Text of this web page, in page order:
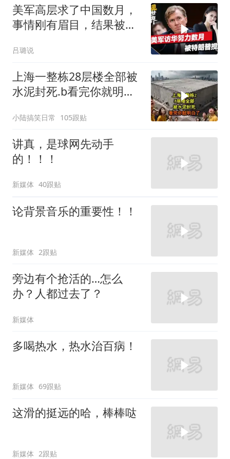
美军高层求了中国数月，
事情刚有眉目，结果被特
吕璐说
上海一整栋28层楼全部被
水泥封死.b看完你就明白
小陆搞笑日常 105跟贴
讲真，是球网先动手
的！！！
新媒体 40跟贴
论背景音乐的重要性！！
新媒体 2跟贴
旁边有个抢活的…怎么
办？人都过去了？
新媒体
多喝热水，热水治百病！
新媒体 69跟贴
这滑的挺远的哈，棒棒哒
新媒体 2跟贴